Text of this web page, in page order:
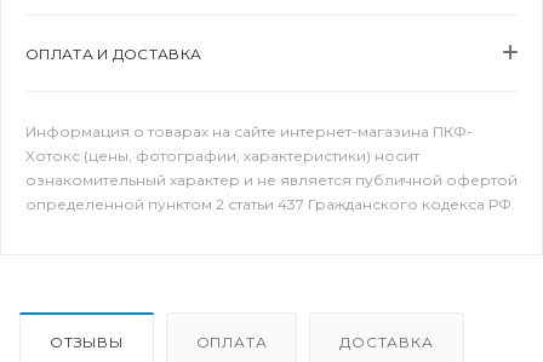
ОПЛАТА И ДОСТАВКА
Информация о товарах на сайте интернет-магазина ПКФ-
Хотокс (цены, фотографии, характеристики) носит
ознакомительный характер и не является публичной офертой
определенной пунктом 2 статьи 437 Гражданского кодекса РФ.
ОТЗЫВЫ ОПЛАТА ДОСТАВКА